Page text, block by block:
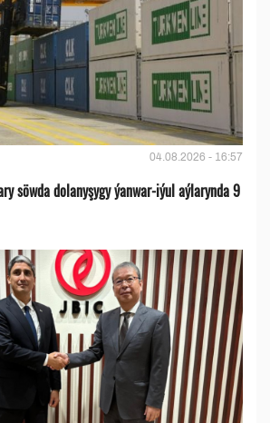
04.08.2026 - 16:57
söwda dolanyşygy ýanwar-iýul aýlarynda 9